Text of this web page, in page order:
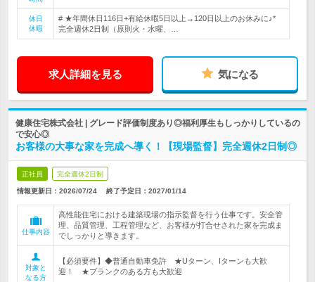
休日
休暇
# ★年間休日116日+有給休暇5日以上→120日以上のお休みに♪*
完全週休2日制（原則火・水曜、…
求人詳細を見る 気になる
健康住宅株式会社 | グレード評価制度あり◎福利厚生もしっかりしているの
で安心◎
お客様の大事な家を完成へ導く！【現場監督】完全週休2日制◎
正社員 完全週休2日制
情報更新日：2026/07/24 終了予定日： 2027/01/14
仕事内容
高性能住宅における建築現場の指示監督を行う仕事です。安全管
理、品質管理、工程管理など、お客様が打合せされた家を完成ま
でしっかりと導きます。
対象と
なる方
【必須要件】◆普通自動車免許 ★Uターン、Iターンも大歓
迎！ ★ブランクのある方も大歓迎